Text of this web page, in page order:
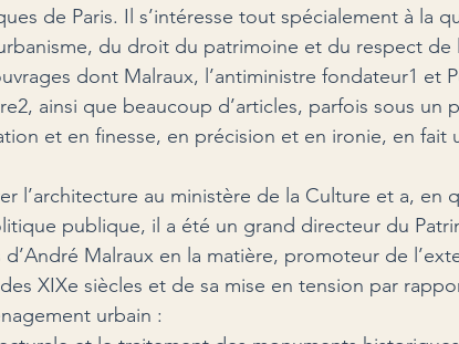
de Paris. Il s’intéresse tout spécialement à la
du droit du patrimoine et du respect de
dont Malraux, l’antiministre fondateur1 et
ainsi que beaucoup d’articles, parfois sous un
et en finesse, en précision et en ironie, en fait
l’architecture au ministère de la Culture et a, en
publique, il a été un grand directeur du
Malraux en la matière, promoteur de
XIXe siècles et de sa mise en tension par
urbain :